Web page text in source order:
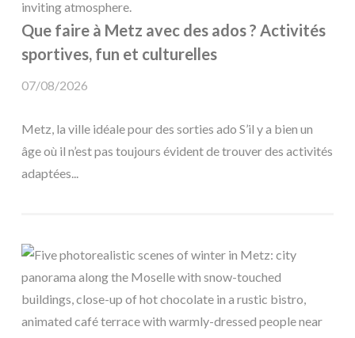
Que faire à Metz avec des ados ? Activités
sportives, fun et culturelles
07/08/2026
Metz, la ville idéale pour des sorties ado S’il y a bien un
âge où il n’est pas toujours évident de trouver des activités
adaptées...